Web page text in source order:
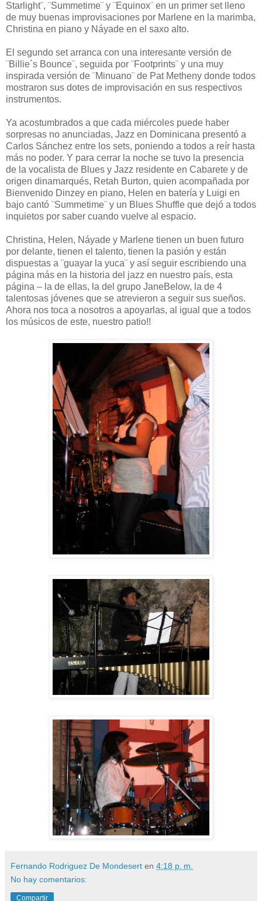
Starlight¨, ¨Summetime¨ y ¨Equinox¨ en un primer set lleno
de muy buenas improvisaciones por Marlene en la marimba,
Christina en piano y Náyade en el saxo alto.
El segundo set arranca con una interesante versión de
¨Billie´s Bounce¨, seguida por ¨Footprints¨ y una muy
inspirada versión de ¨Minuano¨ de Pat Metheny donde todos
mostraron sus dotes de improvisación en sus respectivos
instrumentos.
Ya acostumbrados a que cada miércoles puede haber
sorpresas no anunciadas, Jazz en Dominicana presentó a
Carlos Sánchez entre los sets, poniendo a todos a reír hasta
más no poder. Y para cerrar la noche se tuvo la presencia
de la vocalista de Blues y Jazz residente en Cabarete y de
origen dinamarqués, Retah Burton, quien acompañada por
Bienvenido Dinzey en piano, Helen en batería y Luigi en
bajo cantó ¨Summetime¨ y un Blues Shuffle que dejó a todos
inquietos por saber cuando vuelve al espacio.
Christina, Helen, Náyade y Marlene tienen un buen futuro
por delante, tienen el talento, tienen la pasión y están
dispuestas a ¨guayar la yuca¨ y así seguir escribiendo una
página más en la historia del jazz en nuestro país, esta
página – la de ellas, la del grupo JaneBelow, la de 4
talentosas jóvenes que se atrevieron a seguir sus sueños.
Ahora nos toca a nosotros a apoyarlas, al igual que a todos
los músicos de este, nuestro patio!!
Fernando Rodriguez De Mondesert en 4:18 p. m.
No hay comentarios:
Compartir